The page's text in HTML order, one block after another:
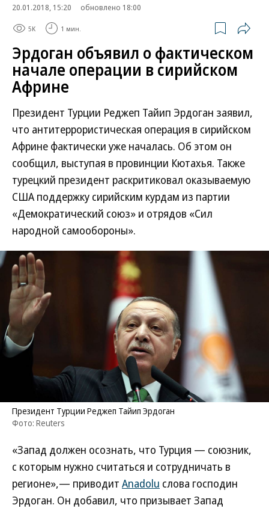
20.01.2018, 15:20
обновлено 18:00
5K 1 мин.
Эрдоган объявил о фактическом
начале операции в сирийском
Африне
Президент Турции Реджеп Тайип Эрдоган заявил,
что антитеррористическая операция в сирийском
Африне фактически уже началась. Об этом он
сообщил, выступая в провинции Кютахья. Также
турецкий президент раскритиковал оказываемую
США поддержку сирийским курдам из партии
«Демократический союз» и отрядов «Сил
народной самообороны».
Президент Турции Реджеп Тайип Эрдоган
Фото: Reuters
«Запад должен осознать, что Турция — союзник,
с которым нужно считаться и сотрудничать в
регионе»,— приводит Anadolu слова господин
Эрдоган. Он добавил, что призывает Запад